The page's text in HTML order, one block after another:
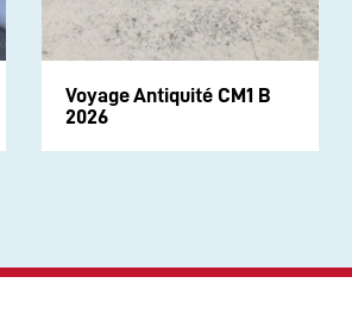
Voyage Antiquité CM1 B
2026